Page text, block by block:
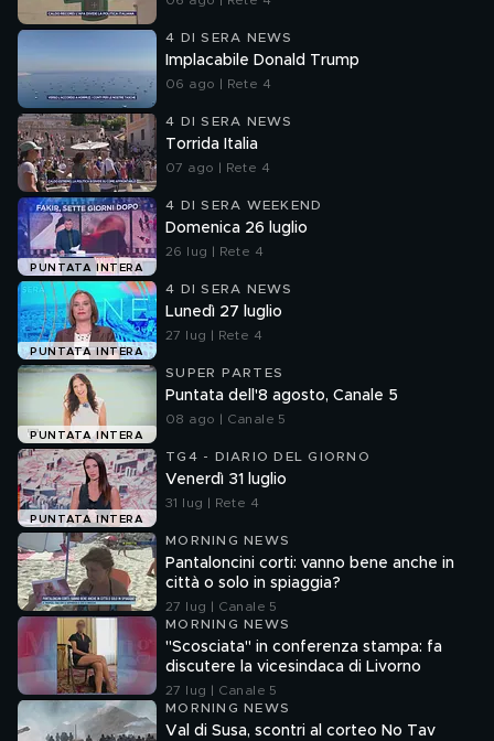
4 DI SERA NEWS
Implacabile Donald Trump
06 ago | Rete 4
4 DI SERA NEWS
Torrida Italia
07 ago | Rete 4
PUNTATA INTERA
4 DI SERA WEEKEND
Domenica 26 luglio
26 lug | Rete 4
PUNTATA INTERA
4 DI SERA NEWS
Lunedì 27 luglio
27 lug | Rete 4
PUNTATA INTERA
SUPER PARTES
Puntata dell'8 agosto, Canale 5
08 ago | Canale 5
PUNTATA INTERA
TG4 - DIARIO DEL GIORNO
Venerdì 31 luglio
31 lug | Rete 4
MORNING NEWS
Pantaloncini corti: vanno bene anche in
città o solo in spiaggia?
27 lug | Canale 5
MORNING NEWS
"Scosciata" in conferenza stampa: fa
discutere la vicesindaca di Livorno
27 lug | Canale 5
MORNING NEWS
Val di Susa, scontri al corteo No Tav